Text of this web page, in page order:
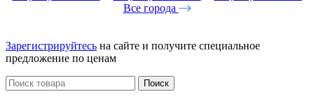
Все города
Зарегистрируйтесь на сайте и получите специальное
предложение по ценам
Поиск